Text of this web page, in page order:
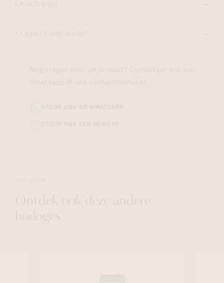
Omschrijving
Vragen of hulp nodig?
Ontdek ook deze andere
horloges